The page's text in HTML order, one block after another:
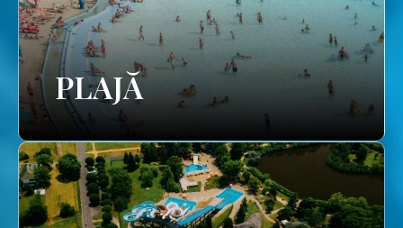
PLAJĂ